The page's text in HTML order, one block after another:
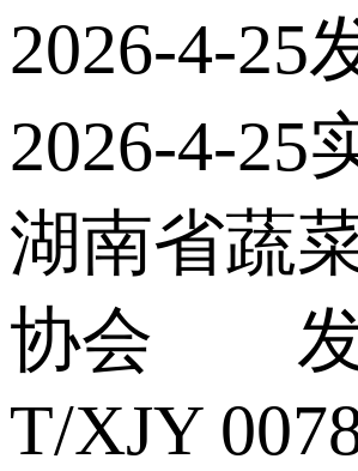
2026-4-25
2026-4-25
湖南省蔬
协会 发
T/XJY